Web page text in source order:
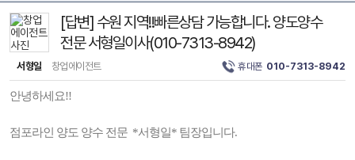
[답변] 수원 지역!!빠른상담 가능합니다. 양도양수
전문 서형일이사(010-7313-8942)
서형일 창업에이전트 휴대폰 010-7313-8942
안녕하세요!!
점포라인 양도 양수 전문 *서형일* 팀장입니다.